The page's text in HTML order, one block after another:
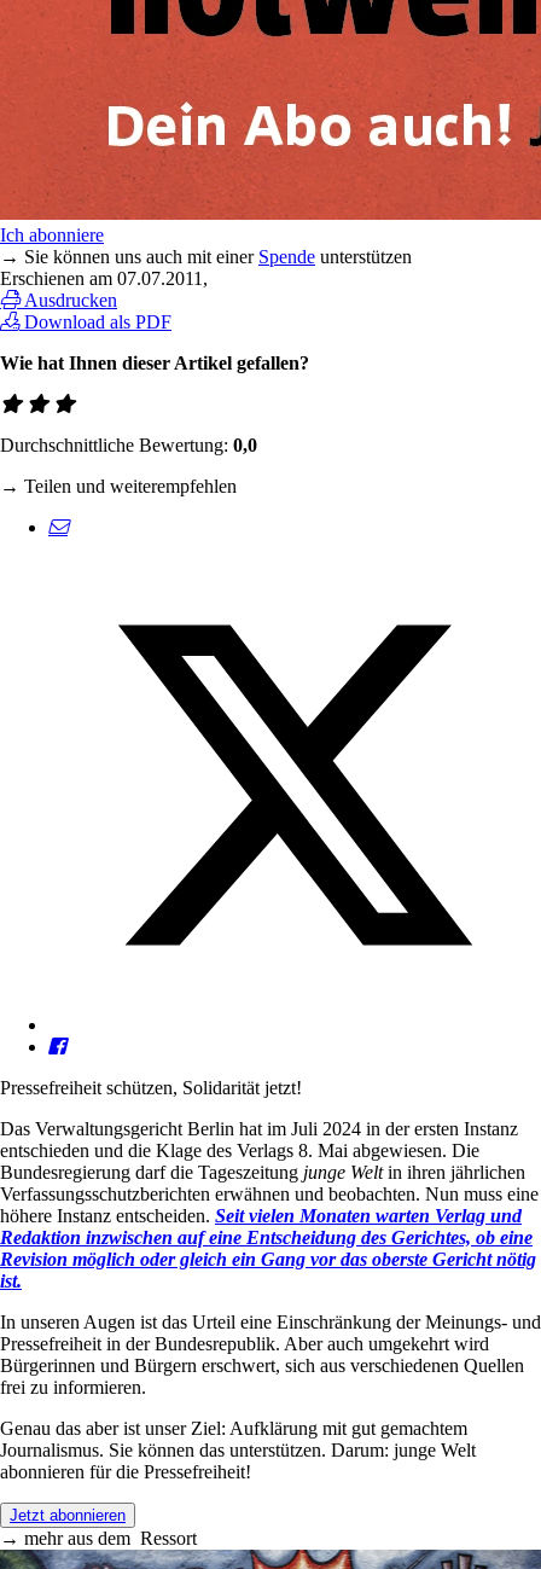
Ich abonniere
→ Sie können uns auch mit einer Spende unterstützen
Erschienen am 07.07.2011 ,
Ausdrucken
Download als PDF
Wie hat Ihnen dieser Artikel gefallen?
Durchschnittliche Bewertung: 0,0
→ Teilen und weiterempfehlen
Pressefreiheit schützen, Solidarität jetzt!
Das Verwaltungsgericht Berlin hat im Juli 2024 in der ersten Instanz
entschieden und die Klage des Verlags 8. Mai abgewiesen. Die
Bundesregierung darf die Tageszeitung junge Weltin ihren jährlichen
Verfassungsschutzberichten erwähnen und beobachten. Nun muss eine
höhere Instanz entscheiden. Seit vielen Monaten warten Verlag und
Redaktion inzwischen auf eine Entscheidung des Gerichtes, ob eine
Revision möglich oder gleich ein Gang vor das oberste Gericht nötig
ist.
In unseren Augen ist das Urteil eine Einschränkung der Meinungs- und
Pressefreiheit in der Bundesrepublik. Aber auch umgekehrt wird
Bürgerinnen und Bürgern erschwert, sich aus verschiedenen Quellen
frei zu informieren.
Genau das aber ist unser Ziel: Aufklärung mit gut gemachtem
Journalismus. Sie können das unterstützen. Darum: junge Welt
abonnieren für die Pressefreiheit!
Jetzt abonnieren
→ mehr aus dem Ressort